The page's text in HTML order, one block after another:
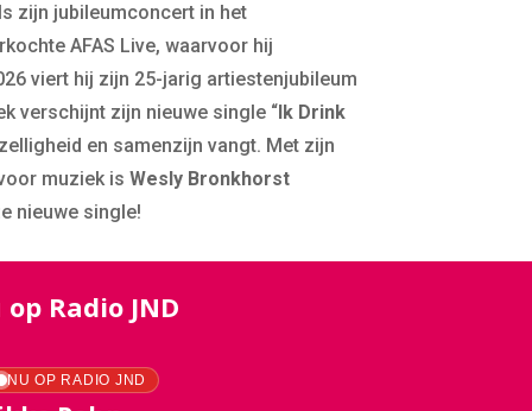
zijn jubileumconcert in het
AFAS Live, waarvoor hij
viert hij zijn 25-jarig artiestenjubileum
verschijnt zijn nieuwe single “Ik Drink
en samenzijn vangt. Met zijn
muziek is Wesly Bronkhorst
nieuwe single!
op Radio JND
NU OP RADIO JND